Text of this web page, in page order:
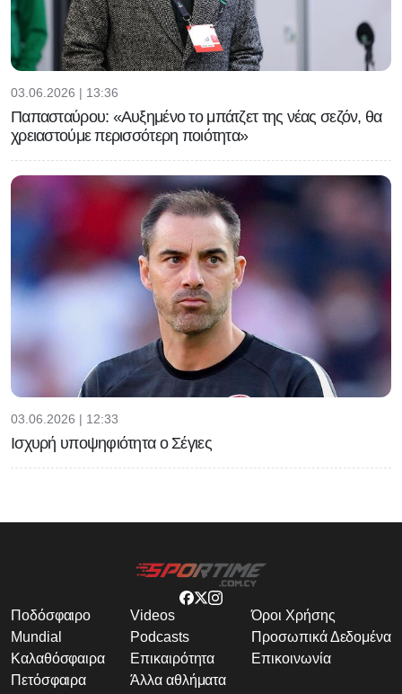
03.06.2026 | 13:36
Παπασταύρου: «Αυξημένο το μπάτζετ της νέας σεζόν, θα
χρειαστούμε περισσότερη ποιότητα»
03.06.2026 | 12:33
Ισχυρή υποψηφιότητα ο Σέγιες
Ποδόσφαιρο
Mundial
Καλαθόσφαιρα
Πετόσφαιρα
Videos
Podcasts
Επικαιρότητα
Άλλα αθλήματα
Όροι Χρήσης
Προσωπικά Δεδομένα
Επικοινωνία